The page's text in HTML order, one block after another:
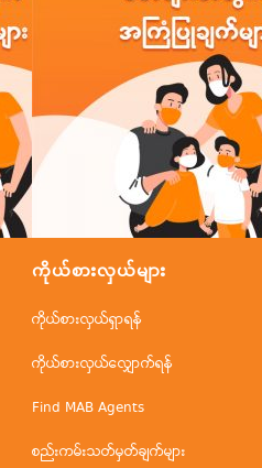
ကိုယ်စားလှယ်များ
ကိုယ်စားလှယ်ရှာရန်
ကိုယ်စားလှယ်လျှောက်ရန်
Find MAB Agents
စည်းကမ်းသတ်မှတ်ချက်များ